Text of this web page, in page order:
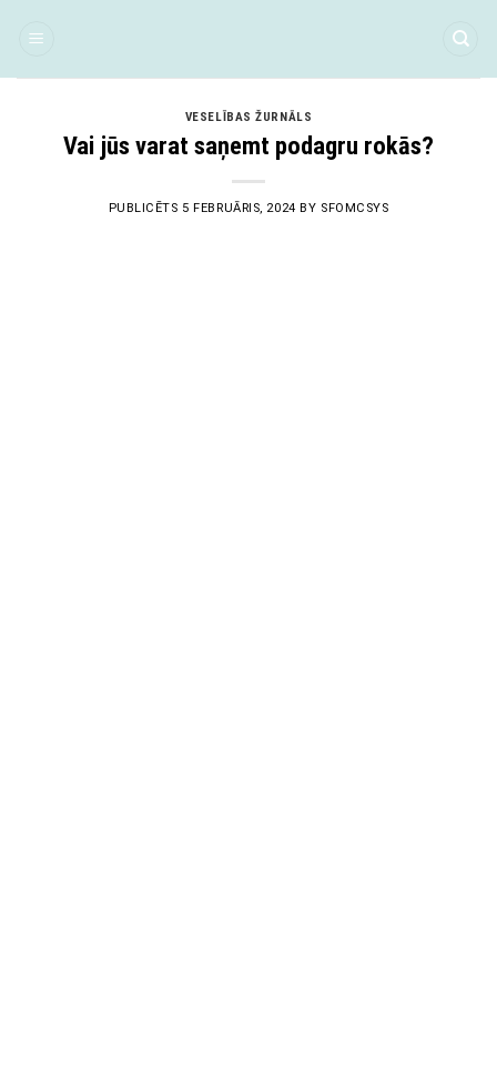
VESELĪBAS ŽURNĀLS
Vai jūs varat saņemt podagru rokās?
PUBLICĒTS 5 FEBRUĀRIS, 2024 BY SFOMCSYS